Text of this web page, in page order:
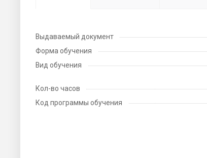
Выдаваемый документ
Форма обучения
Вид обучения
Кол-во часов
Код программы обучения